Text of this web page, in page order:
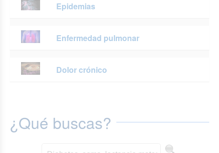
Epidemias
Enfermedad pulmonar
Dolor crónico
¿Qué buscas?